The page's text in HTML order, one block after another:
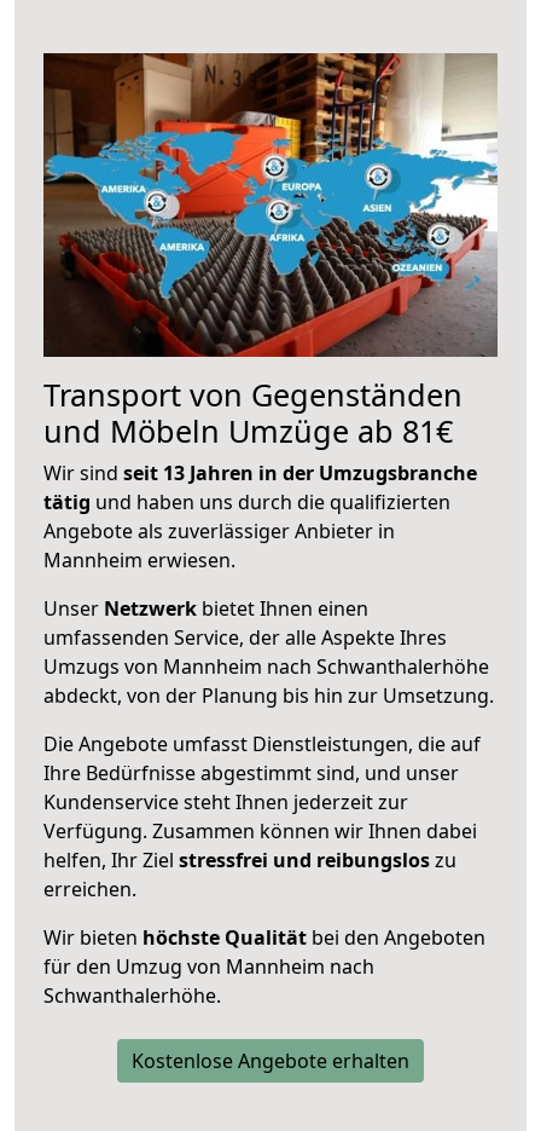
Transport von Gegenständen
und Möbeln Umzüge ab 81€
Wir sind seit 13 Jahren in der Umzugsbranche
tätig und haben uns durch die qualifizierten
Angebote als zuverlässiger Anbieter in
Mannheim erwiesen.
Unser Netzwerk bietet Ihnen einen
umfassenden Service, der alle Aspekte Ihres
Umzugs von Mannheim nach Schwanthalerhöhe
abdeckt, von der Planung bis hin zur Umsetzung.
Die Angebote umfasst Dienstleistungen, die auf
Ihre Bedürfnisse abgestimmt sind, und unser
Kundenservice steht Ihnen jederzeit zur
Verfügung. Zusammen können wir Ihnen dabei
helfen, Ihr Ziel stressfrei und reibungsloszu
erreichen.
Wir bieten höchste Qualität bei den Angeboten
für den Umzug von Mannheim nach
Schwanthalerhöhe.
Kostenlose Angebote erhalten